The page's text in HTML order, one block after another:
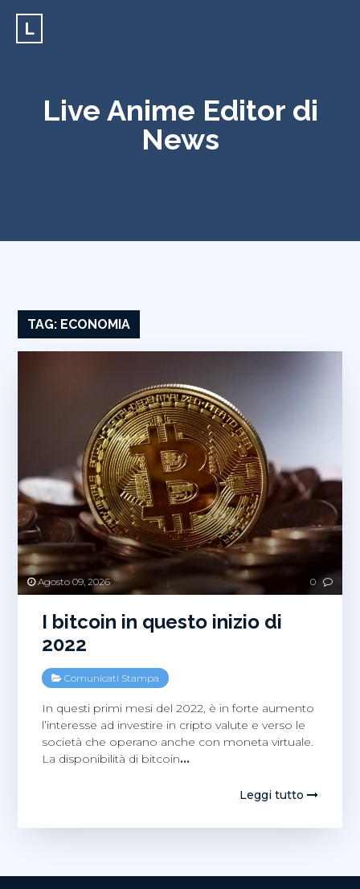
L
Live Anime Editor di
News
TAG: ECONOMIA
Agosto 09, 2026 0
I bitcoin in questo inizio di
2022
Comunicati Stampa
In questi primi mesi del 2022, è in forte aumento
l’interesse ad investire in cripto valute e verso le
società che operano anche con moneta virtuale.
La disponibilità di bitcoin…
Leggi tutto